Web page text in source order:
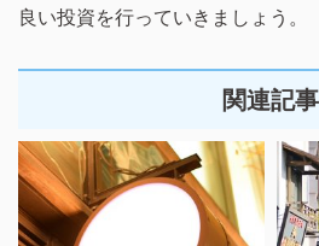
良い投資を行っていきましょう。
関連記事